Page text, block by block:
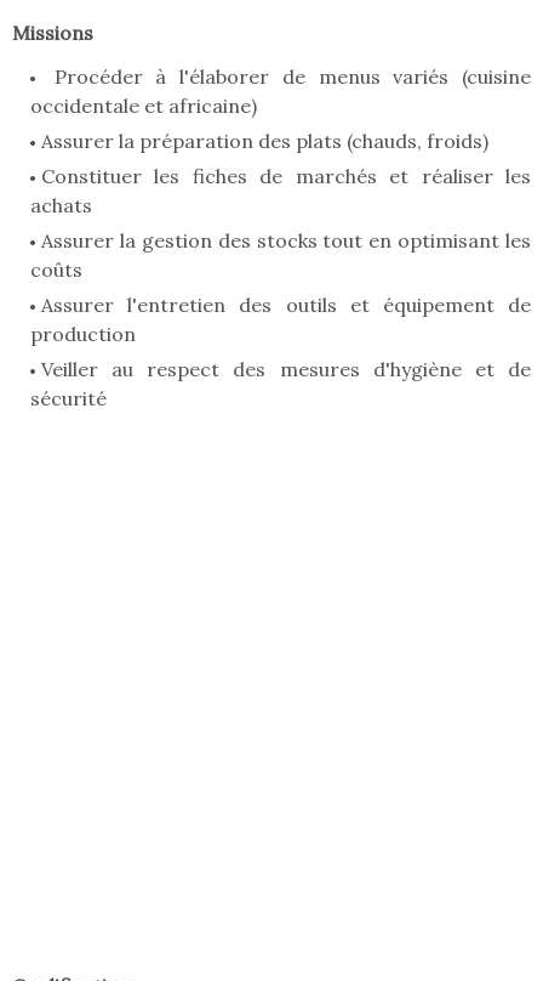
Missions
Procéder à l'élaborer de menus variés (cuisine
occidentale et africaine)
Assurer la préparation des plats (chauds, froids)
Constituer les fiches de marchés et réaliser les
achats
Assurer la gestion des stocks tout en optimisant les
coûts
Assurer l'entretien des outils et équipement de
production
Veiller au respect des mesures d'hygiène et de
sécurité